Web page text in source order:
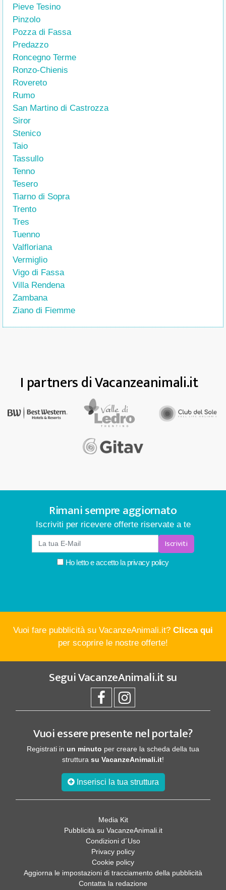
Pieve Tesino
Pinzolo
Pozza di Fassa
Predazzo
Roncegno Terme
Ronzo-Chienis
Rovereto
Rumo
San Martino di Castrozza
Siror
Stenico
Taio
Tassullo
Tenno
Tesero
Tiarno di Sopra
Trento
Tres
Tuenno
Valfloriana
Vermiglio
Vigo di Fassa
Villa Rendena
Zambana
Ziano di Fiemme
I partners di Vacanzeanimali.it
Rimani sempre aggiornato
Iscriviti per ricevere offerte riservate a te
Iscriviti
Ho letto e accetto la privacy policy
Vuoi fare pubblicità su VacanzeAnimali.it? Clicca qui
per scoprire le nostre offerte!
SeguiVacanzeAnimali.itsu
Vuoi essere presente nel portale?
Registrati in un minuto per creare la scheda della tua
struttura su VacanzeAnimali.it!
Inserisci la tua struttura
Media Kit
Pubblicità su VacanzeAnimali.it
Condizioni d´Uso
Privacy policy
Cookie policy
Aggiorna le impostazioni di tracciamento della pubblicità
Contatta la redazione